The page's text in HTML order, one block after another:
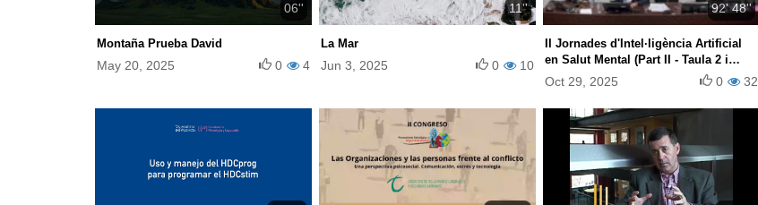
06''
Montaña Prueba David
May 20, 2025 4
0
11''
La Mar
Jun 3, 2025 10
0
92' 48''
II Jornades d'Intel·ligència Artificial
en Salut Mental (Part II - Taula 2 i
Taula 3)
Oct 29, 2025 32
0